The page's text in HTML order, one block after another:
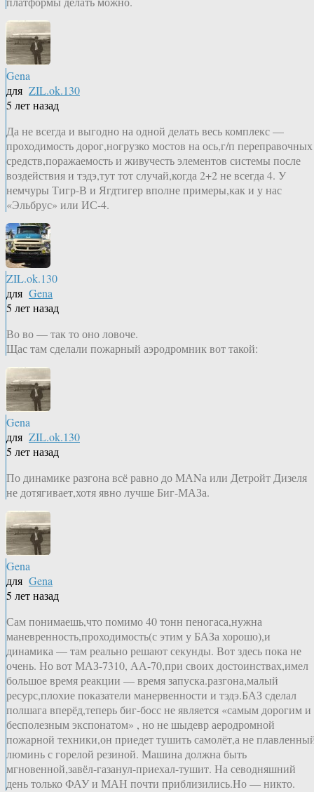
Gena
для ZIL.ok.130
5 лет назад
Да не всегда и выгодно на одной делать весь комплекс —
проходимость дорог,ногрузко мостов на ось,г/п переправочных
средств,поражаемость и живучесть элементов системы после
воздействия и тэдэ,тут тот случай,когда 2+2 не всегда 4. У
немчуры Тигр-В и Ягдтигер вполне примеры,как и у нас
«Эльбрус» или ИС-4.
ZIL.ok.130
для Gena
5 лет назад
Во во — так то оно ловоче.
Щас там сделали пожарный аэродромник вот такой:
Gena
для ZIL.ok.130
5 лет назад
По динамике разгона всё равно до МАNа или Детройт Дизеля
не дотягивает,хотя явно лучше Биг-МАЗа.
Gena
для Gena
5 лет назад
Сам понимаешь,что помимо 40 тонн пеногаса,нужна
маневренность,проходимость(с этим у БАЗа хорошо),и
динамика — там реально решают секунды. Вот здесь пока не
очень. Но вот МАЗ-7310, АА-70,при своих достоинствах,имел
большое время реакции — время запуска.разгона,малый
ресурс,плохие показатели манервенности и тэдэ.БАЗ сделал
полшага вперёд,теперь биг-босс не является «самым дорогим и
бесполезным экспонатом» , но не шыдевр аеродромной
пожарной техники,он приедет тушить самолёт,а не
люминь с горелой резиной. Машина должна быть
мгновенной,завёл-газанул-приехал-тушит. На севодняшний
день только ФАУ и МАН почти приблизились.Но — никто.